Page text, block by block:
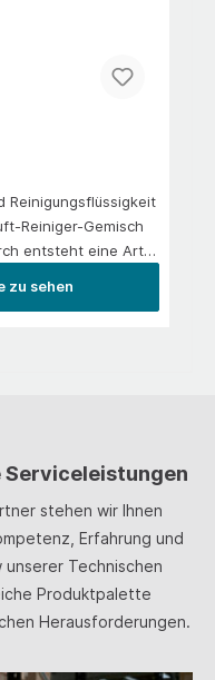
Reinigungsflüssigkeit
Reiniger-Gemisch
entsteht eine Art
zu sehen
Serviceleistungen
stehen wir Ihnen
Erfahrung und
Technischen
Produktpalette
Herausforderungen.